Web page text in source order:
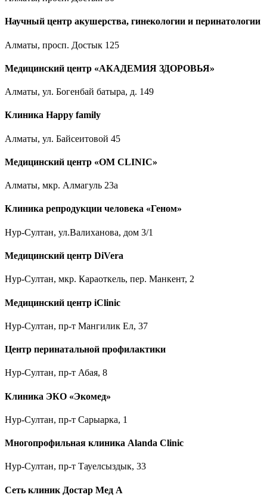
Научный центр акушерства, гинекологии и перинатологии
Алматы, просп. Достык 125
Медицинский центр «АКАДЕМИЯ ЗДОРОВЬЯ»
Алматы, ул. Богенбай батыра, д. 149
Клиника Happy family
Алматы, ул. Байсеитовой 45
Медицинский центр «OM CLINIC»
Алматы, мкр. Алмагуль 23а
Клиника репродукции человека «Геном»
Нур-Султан, ул.Валиханова, дом 3/1
Медицинский центр DiVera
Нур-Султан, мкр. Караоткель, пер. Манкент, 2
Медицинский центр iClinic
Нур-Султан, пр-т Мангилик Ел, 37
Центр перинатальной профилактики
Нур-Султан, пр-т Абая, 8
Клиника ЭКО «Экомед»
Нур-Султан, пр-т Сарыарка, 1
Многопрофильная клиника Alanda Clinic
Нур-Султан, пр-т Тауелсыздык, 33
Сеть клиник Достар Мед А